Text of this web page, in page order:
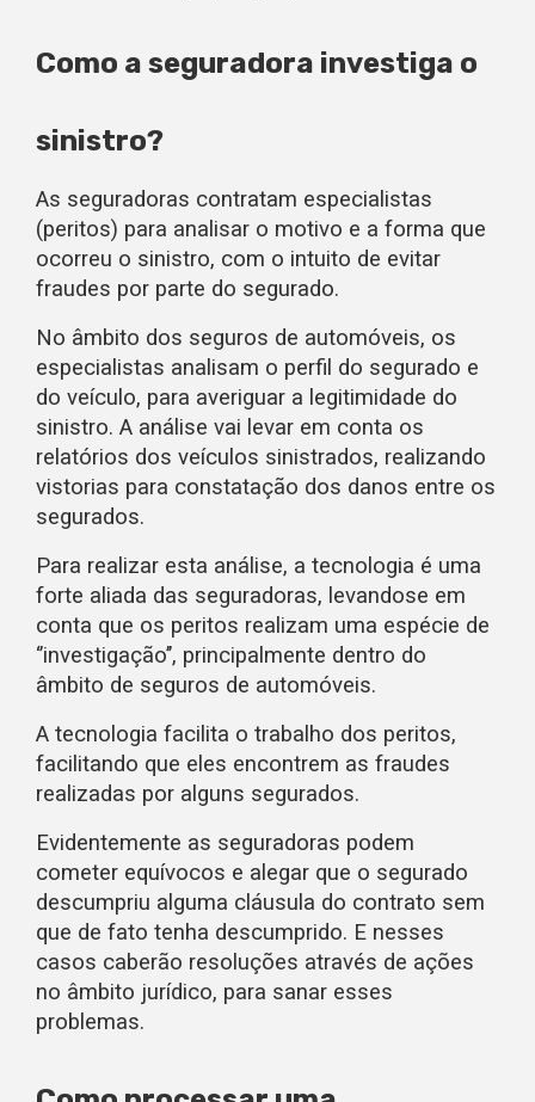
Como a seguradora investiga o
sinistro?
As seguradoras contratam especialistas
(peritos) para analisar o motivo e a forma que
ocorreu o sinistro, com o intuito de evitar
fraudes por parte do segurado.
No âmbito dos seguros de automóveis, os
especialistas analisam o perfil do segurado e
do veículo, para averiguar a legitimidade do
sinistro. A análise vai levar em conta os
relatórios dos veículos sinistrados, realizando
vistorias para constatação dos danos entre os
segurados.
Para realizar esta análise, a tecnologia é uma
forte aliada das seguradoras, levandose em
conta que os peritos realizam uma espécie de
‘’investigação’’, principalmente dentro do
âmbito de seguros de automóveis.
A tecnologia facilita o trabalho dos peritos,
facilitando que eles encontrem as fraudes
realizadas por alguns segurados.
Evidentemente as seguradoras podem
cometer equívocos e alegar que o segurado
descumpriu alguma cláusula do contrato sem
que de fato tenha descumprido. E nesses
casos caberão resoluções através de ações
no âmbito jurídico, para sanar esses
problemas.